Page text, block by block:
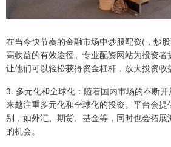
在当今快节奏的金融市场中炒股配资(，炒
高收益的有效途径。专业配资网站为投资者
让他们可以轻松获得资金杠杆，放大投资收
3. 多元化和全球化：随着国内市场的不断
来越注重多元化和全球化的投资。平台会
别，如外汇、期货、基金等，同时也会拓
的机会。